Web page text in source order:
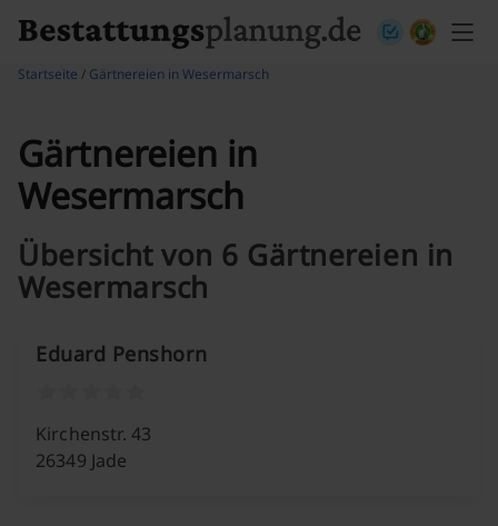
Startseite / Gärtnereien in Wesermarsch
Gärtnereien in
Wesermarsch
Übersicht von 6 Gärtnereien in
Wesermarsch
Eduard Penshorn
Kirchenstr. 43
26349 Jade